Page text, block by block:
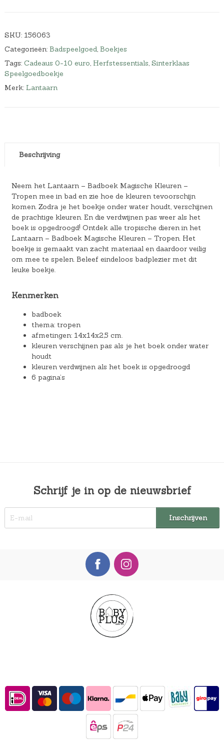
SKU: 156063
Categorieën: Badspeelgoed, Boekjes
Tags: Cadeaus 0-10 euro, Herfstessentials, Sinterklaas
Speelgoedboekje
Merk: Lantaarn
Beschrijving
Neem het Lantaarn – Badboek Magische Kleuren –
Tropen mee in bad en zie hoe de kleuren tevoorschijn
komen. Zodra je het boekje onder water houdt, verschijnen
de prachtige kleuren. En die verdwijnen pas weer als het
boek is opgedroogd! Ontdek alle tropische dieren in het
Lantaarn – Badboek Magische Kleuren – Tropen. Het
boekje is gemaakt van zacht materiaal en daardoor veilig
om mee te spelen. Beleef eindeloos badplezier met dit
leuke boekje.
Kenmerken
badboek
thema: tropen
afmetingen: 14x14x2,5 cm.
kleuren verschijnen pas als je het boek onder water
houdt
kleuren verdwijnen als het boek is opgedroogd
6 pagina’s
Schrijf je in op de nieuwsbrief